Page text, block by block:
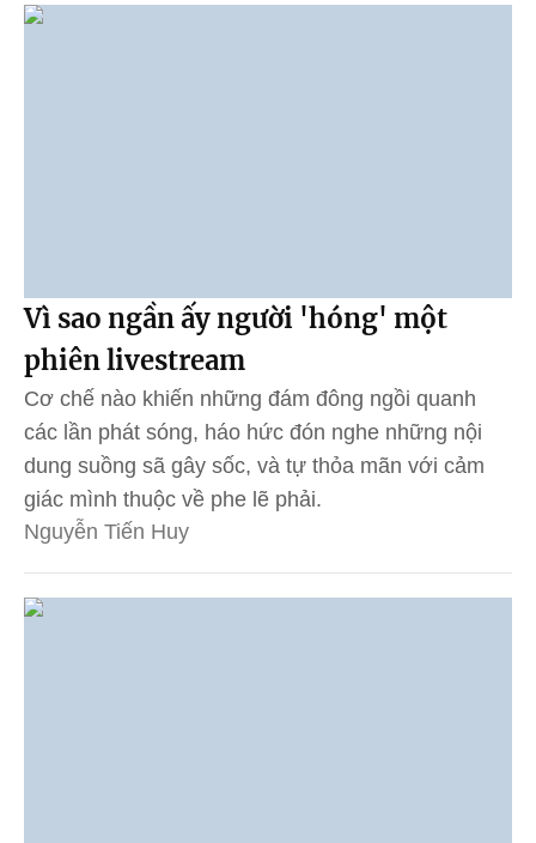
Vì sao ngần ấy người 'hóng' một
phiên livestream
Cơ chế nào khiến những đám đông ngồi quanh
các lần phát sóng, háo hức đón nghe những nội
dung suồng sã gây sốc, và tự thỏa mãn với cảm
giác mình thuộc về phe lẽ phải.
Nguyễn Tiến Huy